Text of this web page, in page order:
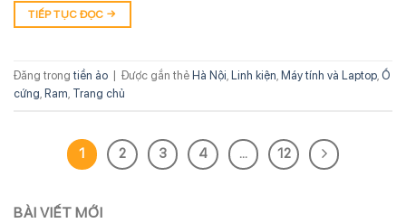
TIẾP TỤC ĐỌC →
Đăng trong tiền ảo Được gắn thẻ Hà Nội, Linh kiện, Máy tính và Laptop, Ổ
cứng, Ram, Trang chủ
1 2 3 4 … 12
BÀI VIẾT MỚI